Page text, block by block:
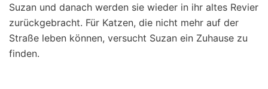
Suzan und danach werden sie wieder in ihr altes Revier
zurückgebracht. Für Katzen, die nicht mehr auf der
Straße leben können, versucht Suzan ein Zuhause zu
finden.